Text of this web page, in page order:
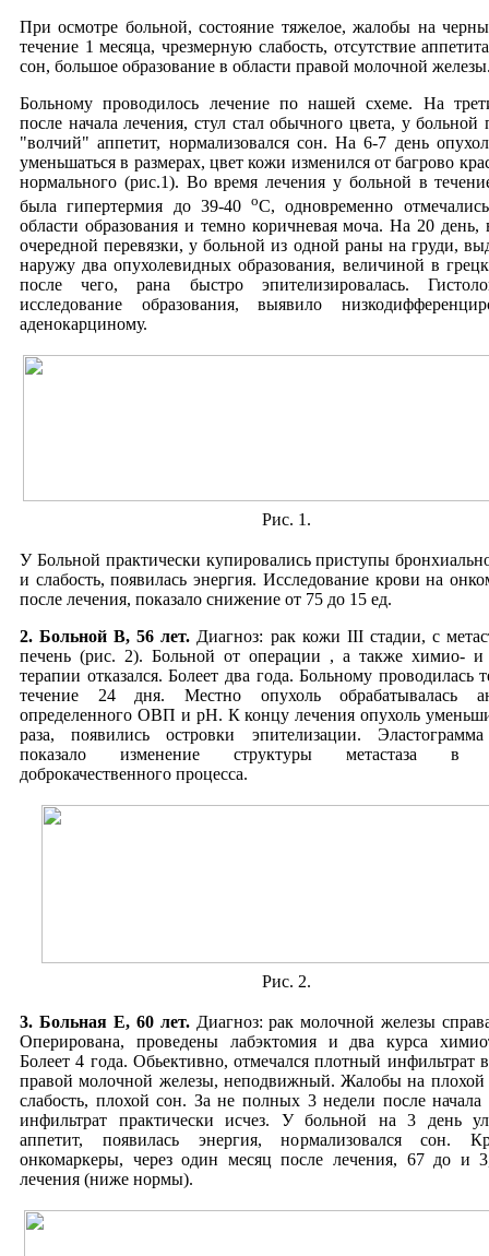
При осмотре больной, состояние тяжелое, жалобы на
течение 1 месяца, чрезмерную слабость, отсутствие
сон, большое образование в области правой молочной
Больному проводилось лечение по нашей схеме. На
после начала лечения, стул стал обычного цвета, у больной
"волчий" аппетит, нормализовался сон. На 6-7 день
уменьшаться в размерах, цвет кожи изменился от багрово
нормального (рис.1). Во время лечения у больной в
была гипертермия до 39-40 oС, одновременно
области образования и темно коричневая моча. На 20 день,
очередной перевязки, у больной из одной раны на груди,
наружу два опухолевидных образования, величиной в
после чего, рана быстро эпителизировалась.
исследование образования, выявило
аденокарциному.
Рис. 1.
У Больной практически купировались приступы
и слабость, появилась энергия. Исследование крови на
после лечения, показало снижение от 75 до 15 ед.
2. Больной В, 56 лет. Диагноз: рак кожи III стадии, с
печень (рис. 2). Больной от операции , а также химио- и
терапии отказался. Болеет два года. Больному проводилась
течение 24 дня. Местно опухоль обрабатывалась
определенного ОВП и рН. К концу лечения опухоль
раза, появились островки эпителизации.
показало изменение структуры метастаза в
доброкачественного процесса.
Рис. 2.
3. Больная Е, 60 лет.Диагноз: рак молочной железы
Оперирована, проведены лабэктомия и два курса
Болеет 4 года. Обьективно, отмечался плотный инфильтрат
правой молочной железы, неподвижный. Жалобы на плохой
слабость, плохой сон. За не полных 3 недели после начала
инфильтрат практически исчез. У больной на 3 день
аппетит, появилась энергия, нормализовался сон.
онкомаркеры, через один месяц после лечения, 67 до и
лечения (ниже нормы).